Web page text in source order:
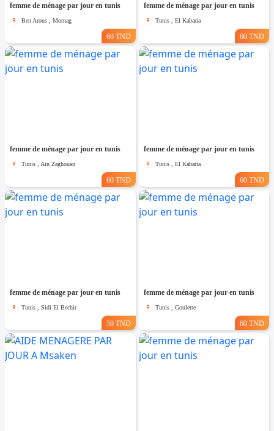
femme de ménage par jour en tunis
Ben Arous , Mornag
60 TND
femme de ménage par jour en tunis
Tunis , El Kabaria
60 TND
femme de ménage par jour en tunis
Tunis , Ain Zaghouan
60 TND
femme de ménage par jour en tunis
Tunis , El Kabaria
60 TND
femme de ménage par jour en tunis
Tunis , Sidi El Bechir
50 TND
femme de ménage par jour en tunis
Tunis , Goulette
60 TND